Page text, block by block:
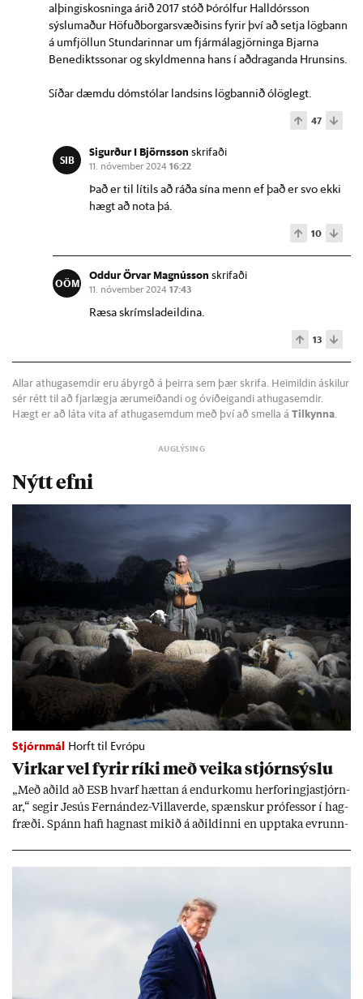
alþingiskosninga árið 2017 stóð Þórólfur Halldórsson
sýslumaður Höfuðborgarsvæðisins fyrir því að setja lögbann
á umfjöllun Stundarinnar um fjármálagjörninga Bjarna
Benediktssonar og skyldmenna hans í aðdraganda Hrunsins.
Síðar dæmdu dómstólar landsins lögbannið ólöglegt.
47
SIB
Sigurður I Björnsson skrifaði
11. nóvember 202416:22
Það er til lítils að ráða sína menn ef það er svo ekki
hægt að nota þá.
10
OÖM
Oddur Örvar Magnússon skrifaði
11. nóvember 202417:43
Ræsa skrímsladeildina.
13
Allar athugasemdir eru ábyrgð á þeirra sem þær skrifa. Heimildin áskilur
sér rétt til að fjarlægja ærumeiðandi og óviðeigandi athugasemdir.
Hægt er að láta vita af athugasemdum með því að smella á Tilkynna
Nýtt efni
Stjórnmál Horft til Evrópu
Virk­ar vel fyr­ir ríki með veika stjórn­sýslu
„Með að­ild að ESB hvarf hætt­an á end­ur­komu her­for­ingja­stjórn­
ar,“ seg­ir Jesús Fer­nández-Villa­ver­de, spænsk­ur pró­fess­or í hag­
fræði. Spánn hafi hagn­ast mik­ið á að­ild­inni en upp­taka evr­unn­